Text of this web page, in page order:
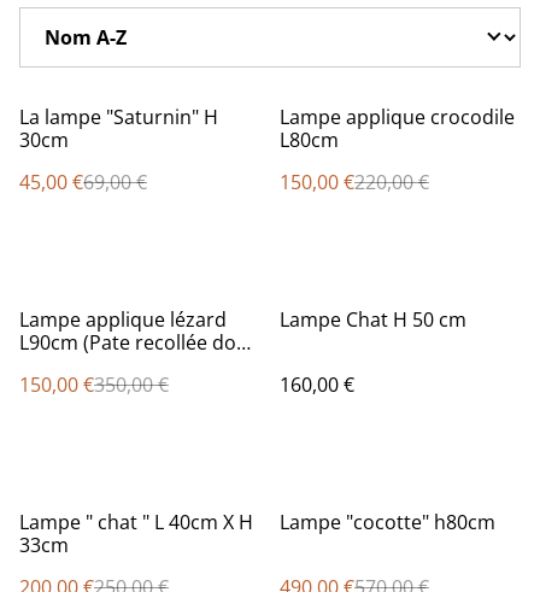
%
La lampe "Saturnin" H
30cm
45,00 €69,00 €
%
Lampe applique crocodile
L80cm
150,00 €220,00 €
%
Lampe applique lézard
L90cm (Pate recollée donc
150,00 €350,00 €
Lampe Chat H 50 cm
160,00 €
%
Lampe " chat " L 40cm X H
33cm
200,00 €250,00 €
%
Lampe "cocotte" h80cm
490,00 €570,00 €